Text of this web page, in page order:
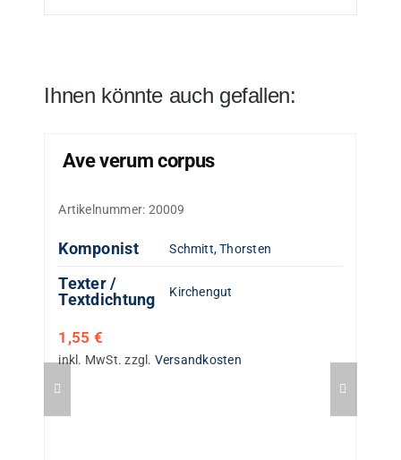
Ihnen könnte auch gefallen:
Ave verum corpus
Artikelnummer: 20009
Komponist Schmitt, Thorsten
Texter /
Textdichtung
Kirchengut
1,55 €
inkl. MwSt. zzgl. Versandkosten